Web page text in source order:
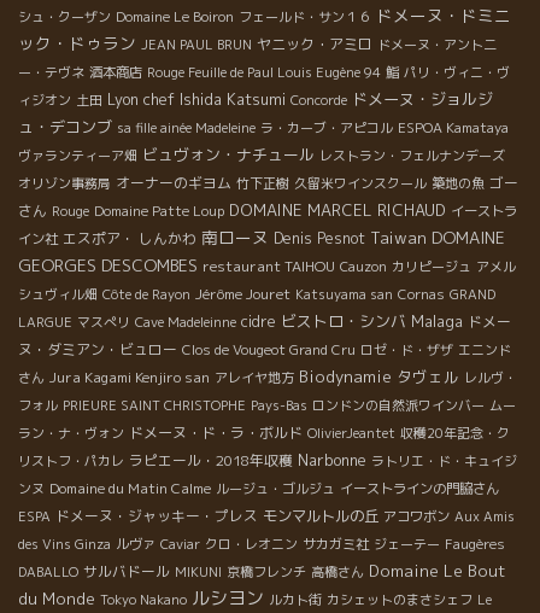
シュ・クーザン Domaine Le Boiron フェールド・サン１６ ドメーヌ・ドミニ
ック・ドゥラン JEAN PAUL BRUN ヤニック・アミロ ドメーヌ・アント二
ー・テヴネ 酒本商店 Rouge Feuille de Paul Louis Eugène 94 鮨 パリ・ヴィニ・ヴ
ィジオン 土田 Lyon chef Ishida Katsumi Concorde ドメーヌ・ジョルジ
ュ・デコンブ sa fille ainée Madeleine ラ・カーブ・アピコル ESPOA Kamataya
ヴァランティーア畑 ビュヴォン・ナチュール レストラン・フェルナンデーズ
オリゾン事務局 オーナーのギヨム 竹下正樹 久留米ワインスクール 築地の魚 ゴー
さん Rouge Domaine Patte Loup DOMAINE MARCEL RICHAUD イーストラ
イン社 エスポア・ しんかわ 南ローヌ Denis Pesnot Taiwan DOMAINE
GEORGES DESCOMBES restaurant TAIHOU Cauzon カリピージュ アメル
シュヴィル畑 Côte de Rayon Jérôme Jouret Katsuyama san Cornas GRAND
LARGUE マスぺリ Cave Madeleinne cidre ビストロ・シンバ Malaga ドメー
ヌ・ダミアン・ビュロー Clos de Vougeot Grand Cru ロゼ・ド・ザザ エニンド
さん Jura Kagami Kenjiro san アレイヤ地方 Biodynamie タヴェル レルヴ・
フォル PRIEURE SAINT CHRISTOPHE Pays-Bas ロンドンの自然派ワインバー ムー
ラン・ナ・ヴォン ドメーヌ・ド・ラ・ボルド OlivierJeantet 収穫20年記念・ク
リストフ・パカレ ラピエール・2018年収穫 Narbonne ラトリエ・ド・キュイジ
ンヌ Domaine du Matin Calme ルージュ・ゴルジュ イーストラインの門脇さん
ESPA ドメーヌ・ジャッキー・プレス モンマルトルの丘 アコワボン Aux Amis
des Vins Ginza ルヴァ Caviar クロ・レオニン サカガミ社 ジェーテー Faugères
DABALLO サルバドール MIKUNI 京橋フレンチ 高橋さん Domaine Le Bout
du Monde Tokyo Nakano ルシヨン ルカト街 カシェットのまさシェフ Le